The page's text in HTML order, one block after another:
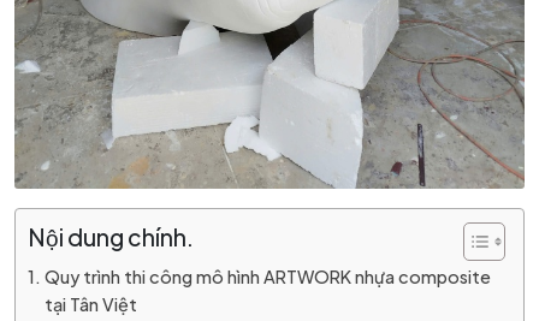
Nội dung chính.
Quy trình thi công mô hình ARTWORK nhựa composite
tại Tân Việt